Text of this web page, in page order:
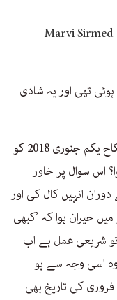
بشری بی بی کی شادی 1989 میں ہوئی تھی اور یہ شادی
واضح رہے عمران خان اور بشریٰ بی بی کا نکاح یکم جنوری 2018 کو
اس سوال پر خاور
انہیں کال کی اور
حیران ہوا کہ ’کبھی
شریعی عمل ہے اب
وہ اسی وجہ سے ہو
گی۔‘ لیکن انٹرویو کے دوران وہ کئی بار 14 فروری کی تاریخ بھی